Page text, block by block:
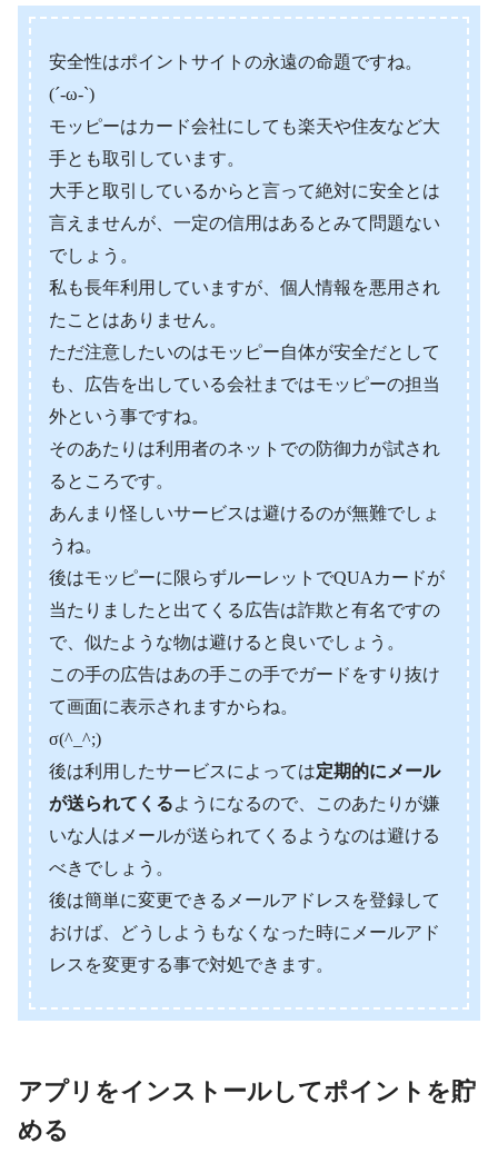
安全性はポイントサイトの永遠の命題ですね。
(´-ω-`)
モッピーはカード会社にしても楽天や住友など大
手とも取引しています。
大手と取引しているからと言って絶対に安全とは
言えませんが、一定の信用はあるとみて問題ない
でしょう。
私も長年利用していますが、個人情報を悪用され
たことはありません。
ただ注意したいのはモッピー自体が安全だとして
も、広告を出している会社まではモッピーの担当
外という事ですね。
そのあたりは利用者のネットでの防御力が試され
るところです。
あんまり怪しいサービスは避けるのが無難でしょ
うね。
後はモッピーに限らずルーレットでQUAカードが
当たりましたと出てくる広告は詐欺と有名ですの
で、似たような物は避けると良いでしょう。
この手の広告はあの手この手でガードをすり抜け
て画面に表示されますからね。
σ(^_^;)
後は利用したサービスによっては定期的にメール
が送られてくるようになるので、このあたりが嫌
いな人はメールが送られてくるようなのは避ける
べきでしょう。
後は簡単に変更できるメールアドレスを登録して
おけば、どうしようもなくなった時にメールアド
レスを変更する事で対処できます。
アプリをインストールしてポイントを貯
める